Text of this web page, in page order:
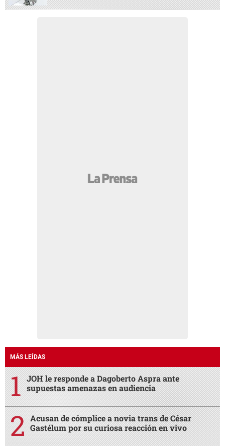
MÁS LEÍDAS
JOH le responde a Dagoberto Aspra ante
supuestas amenazas en audiencia
Acusan de cómplice a novia trans de César
Gastélum por su curiosa reacción en vivo